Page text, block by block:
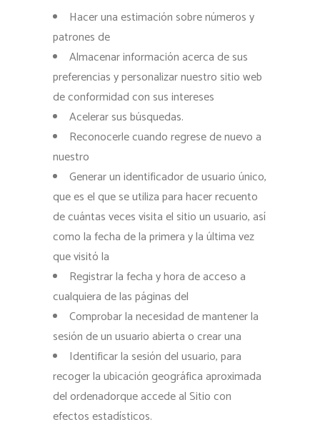
Hacer una estimación sobre números y
patrones de
Almacenar información acerca de sus
preferencias y personalizar nuestro sitio web
de conformidad con sus intereses
Acelerar sus búsquedas.
Reconocerle cuando regrese de nuevo a
nuestro
Generar un identificador de usuario único,
que es el que se utiliza para hacer recuento
de cuántas veces visita el sitio un usuario, así
como la fecha de la primera y la última vez
que visitó la
Registrar la fecha y hora de acceso a
cualquiera de las páginas del
Comprobar la necesidad de mantener la
sesión de un usuario abierta o crear una
Identificar la sesión del usuario, para
recoger la ubicación geográfica aproximada
del ordenadorque accede al Sitio con
efectos estadísticos.